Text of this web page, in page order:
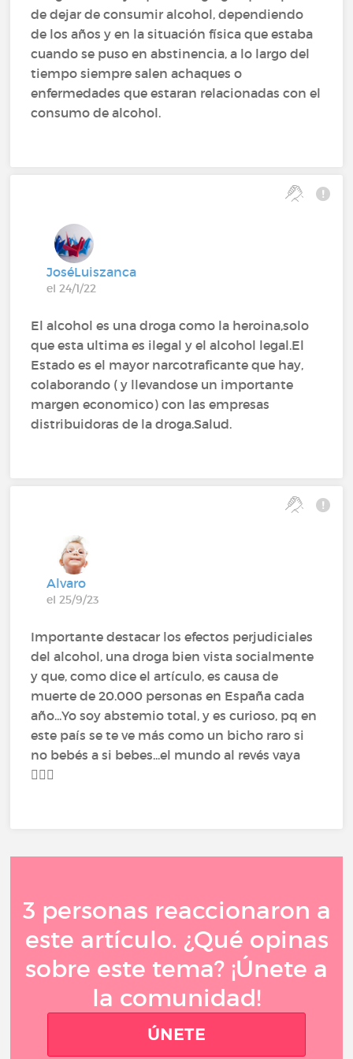
de dejar de consumir alcohol, dependiendo
de los años y en la situación física que estaba
cuando se puso en abstinencia, a lo largo del
tiempo siempre salen achaques o
enfermedades que estaran relacionadas con el
consumo de alcohol.
JoséLuiszanca
el 24/1/22
El alcohol es una droga como la heroina,solo
que esta ultima es ilegal y el alcohol legal.El
Estado es el mayor narcotraficante que hay,
colaborando ( y llevandose un importante
margen economico) con las empresas
distribuidoras de la droga.Salud.
Alvaro
el 25/9/23
Importante destacar los efectos perjudiciales
del alcohol, una droga bien vista socialmente
y que, como dice el artículo, es causa de
muerte de 20.000 personas en España cada
año...Yo soy abstemio total, y es curioso, pq en
este país se te ve más como un bicho raro si
no bebés a si bebes...el mundo al revés vaya
🤷🏻‍♂️
3 personas reaccionaron a
este artículo. ¿Qué opinas
sobre este tema? ¡Únete a
la comunidad!
ÚNETE